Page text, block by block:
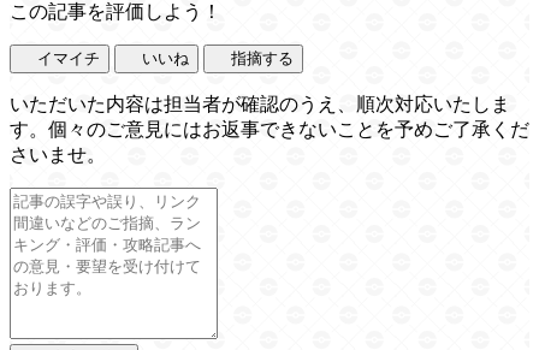
この記事を評価しよう！
イマイチ いいね 指摘する
いただいた内容は担当者が確認のうえ、順次対応いたしま
す。個々のご意見にはお返事できないことを予めご了承くだ
さいませ。